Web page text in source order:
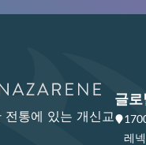
통에 있는 개신교
글로
레